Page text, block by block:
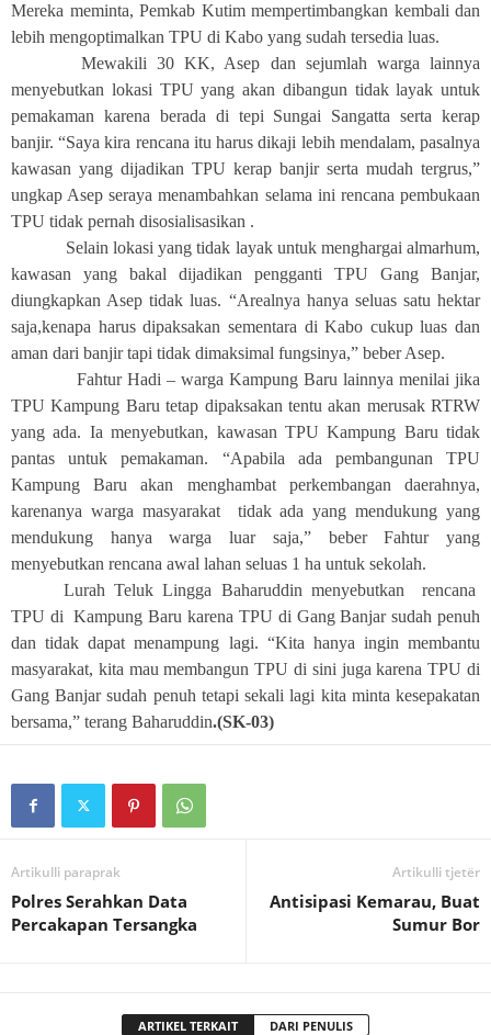
Mereka meminta, Pemkab Kutim mempertimbangkan kembali dan
lebih mengoptimalkan TPU di Kabo yang sudah tersedia luas.
Mewakili 30 KK, Asep dan sejumlah warga lainnya
menyebutkan lokasi TPU yang akan dibangun tidak layak untuk
pemakaman karena berada di tepi Sungai Sangatta serta kerap
banjir. “Saya kira rencana itu harus dikaji lebih mendalam, pasalnya
kawasan yang dijadikan TPU kerap banjir serta mudah tergrus,”
ungkap Asep seraya menambahkan selama ini rencana pembukaan
TPU tidak pernah disosialisasikan .
Selain lokasi yang tidak layak untuk menghargai almarhum,
kawasan yang bakal dijadikan pengganti TPU Gang Banjar,
diungkapkan Asep tidak luas. “Arealnya hanya seluas satu hektar
saja,kenapa harus dipaksakan sementara di Kabo cukup luas dan
aman dari banjir tapi tidak dimaksimal fungsinya,” beber Asep.
Fahtur Hadi – warga Kampung Baru lainnya menilai jika
TPU Kampung Baru tetap dipaksakan tentu akan merusak RTRW
yang ada. Ia menyebutkan, kawasan TPU Kampung Baru tidak
pantas untuk pemakaman. “Apabila ada pembangunan TPU
Kampung Baru akan menghambat perkembangan daerahnya,
karenanya warga masyarakat
tidak ada yang mendukung yang
mendukung hanya warga luar saja,” beber Fahtur yang
menyebutkan rencana awal lahan seluas 1 ha untuk sekolah.
Lurah Teluk Lingga Baharuddin menyebutkan
rencana
TPU di
Kampung Baru karena TPU di Gang Banjar sudah penuh
dan tidak dapat menampung lagi. “Kita hanya ingin membantu
masyarakat, kita mau membangun TPU di sini juga karena TPU di
Gang Banjar sudah penuh tetapi sekali lagi kita minta kesepakatan
bersama,” terang Baharuddin.(SK-03)
Artikulli paraprak
Polres Serahkan Data
Percakapan Tersangka
Artikulli tjetër
Antisipasi Kemarau, Buat
Sumur Bor
ARTIKEL TERKAIT DARI PENULIS